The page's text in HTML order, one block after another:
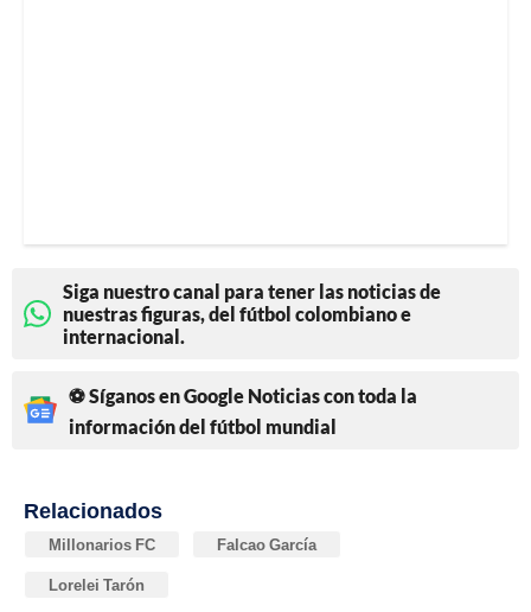
Siga nuestro canal para tener las noticias de
nuestras figuras, del fútbol colombiano e
internacional.
⚽ Síganos en Google Noticias con toda la
información del fútbol mundial
Relacionados
Millonarios FC Falcao García
Lorelei Tarón